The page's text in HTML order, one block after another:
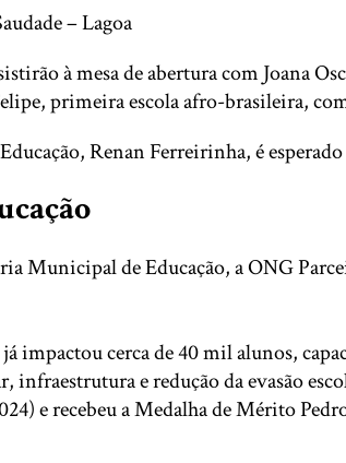
– Lagoa
à mesa de abertura com Joana
primeira escola afro-brasileira,
Renan Ferreirinha, é
Municipal de Educação, a ONG
impactou cerca de 40 mil alunos,
infraestrutura e redução da evasão
e recebeu a Medalha de Mérito